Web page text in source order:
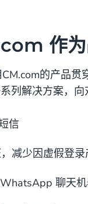
作
的产品
列解决方案，向
信
减少因虚假登录
聊天